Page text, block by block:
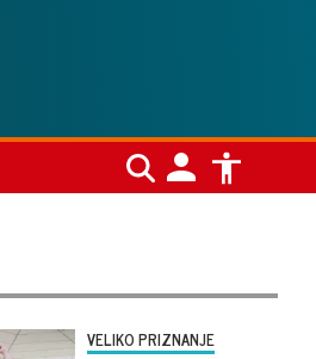
VELIKO PRIZNANJE